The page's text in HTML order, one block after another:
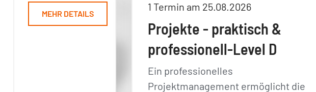
MEHR DETAILS
1 Termin am 25.08.2026
Projekte - praktisch &
professionell-Level D
Ein professionelles
Projektmanagement ermöglicht die